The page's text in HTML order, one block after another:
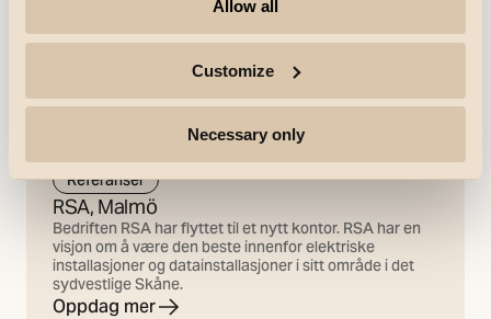
Allow all
Customize
Necessary only
Referanser
RSA, Malmö
Bedriften RSA har flyttet til et nytt kontor. RSA har en
visjon om å være den beste innenfor elektriske
installasjoner og datainstallasjoner i sitt område i det
sydvestlige Skåne.
Oppdag mer